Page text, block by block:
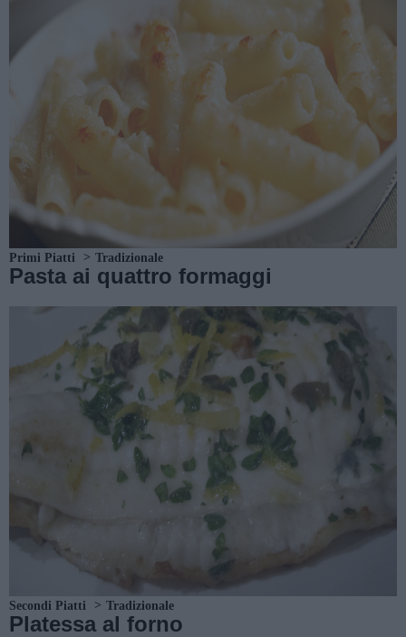
Primi Piatti Tradizionale
Pasta ai quattro formaggi
Secondi Piatti Tradizionale
Platessa al forno